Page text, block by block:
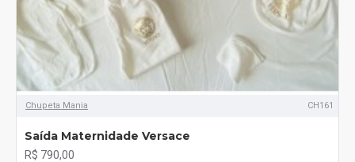
Chupeta Mania CH161
Saída Maternidade Versace
R$ 790,00